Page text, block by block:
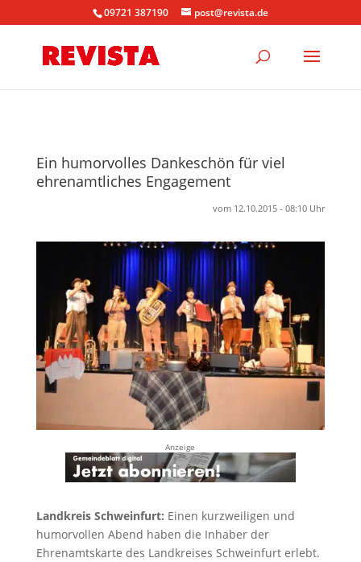
09721 387190 post@revista.de
Ein humorvolles Dankeschön für viel
ehrenamtliches Engagement
vom 12.10.2015 - 08:10 Uhr
Anzeige
Landkreis Schweinfurt: Einen kurzweiligen und
humorvollen Abend haben die Inhaber der
Ehrenamtskarte des Landkreises Schweinfurt erlebt.